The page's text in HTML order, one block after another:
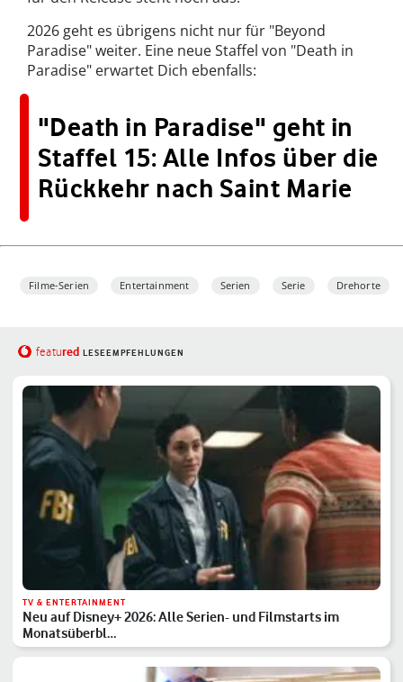
2026 geht es übrigens nicht nur für "Beyond
Paradise" weiter. Eine neue Staffel von "Death in
Paradise" erwartet Dich ebenfalls:
"Death in Paradise" geht in
Staffel 15: Alle Infos über die
Rückkehr nach Saint Marie
Filme-Serien Entertainment Serien Serie Drehorte
featured LESEEMPFEHLUNGEN
TV & ENTERTAINMENT
Neu auf Disney+ 2026: Alle Serien- und Filmstarts im
Monatsüberbl…